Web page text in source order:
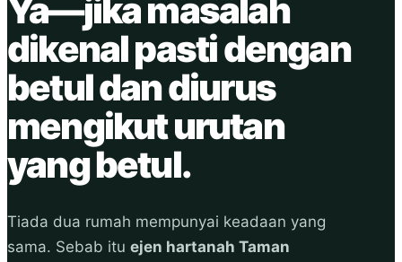
Ya—jika masalah
dikenal pasti dengan
betul dan diurus
mengikut urutan
yang betul.
Tiada dua rumah mempunyai keadaan yang
sama. Sebab itu ejen hartanah Taman